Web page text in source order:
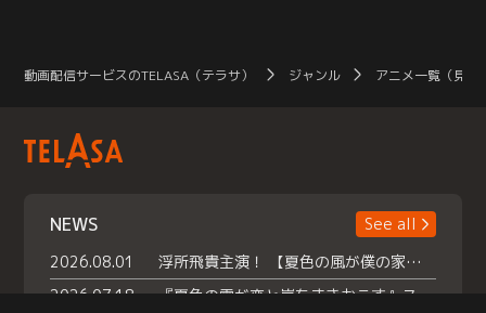
動画配信サービスのTELASA（テラサ） ジャンル アニメ一覧（見放
NEWS
See all
2026.08.01
浮所飛貴主演！ 【夏色の風が僕の家にやってきた】 本日よりテラサで独占配信スタート！
2026.07.18
『夏色の雲が恋と嵐をまきおこす』スペシャルメイキング 【Part1】2026年７月18日（土）23時30分～配信スタート！話題のシーンの裏側を大公開！豪華キャスト大集合！ 『武宮家 真夏の家族会議』開催！